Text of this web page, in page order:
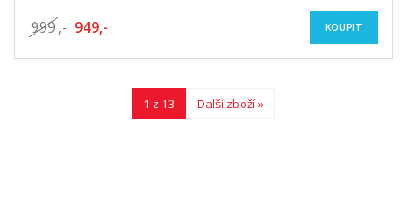
999 ,- 949,- KOUPIT
1 z 13 Další zboží »